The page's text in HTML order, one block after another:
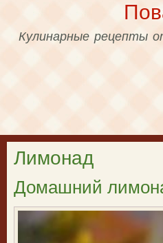
Кулинарные рецепты
Лимонад
Домашний